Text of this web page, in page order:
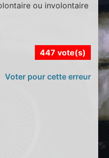
ou involontaire
447 vote(s)
Voter pour cette erreur